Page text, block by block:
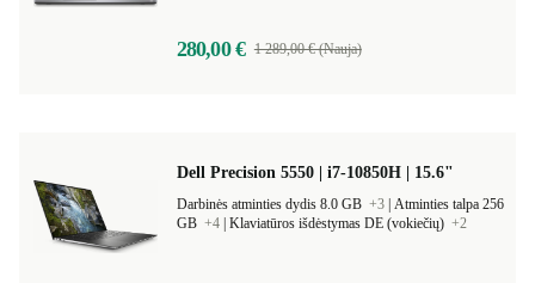
280,00 € 1 289,00 € (Nauja)
Dell Precision 5550 | i7-10850H | 15.6"
Darbinės atminties dydis 8.0 GB +3 Atminties talpa 256
GB +4 Klaviatūros išdėstymas DE (vokiečių) +2